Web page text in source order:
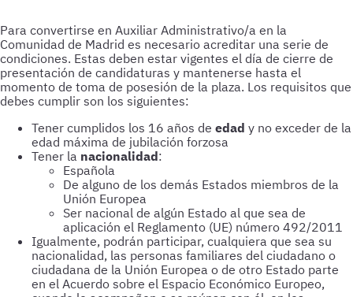
Para convertirse en Auxiliar Administrativo/a en la
Comunidad de Madrid es necesario acreditar una serie de
condiciones. Estas deben estar vigentes el día de cierre de
presentación de candidaturas y mantenerse hasta el
momento de toma de posesión de la plaza. Los requisitos que
debes cumplir son los siguientes:
Tener cumplidos los 16 años de edad y no exceder de la
edad máxima de jubilación forzosa
Tener la nacionalidad:
Española
De alguno de los demás Estados miembros de la
Unión Europea
Ser nacional de algún Estado al que sea de
aplicación el Reglamento (UE) número 492/2011
Igualmente, podrán participar, cualquiera que sea su
nacionalidad, las personas familiares del ciudadano o
ciudadana de la Unión Europea o de otro Estado parte
en el Acuerdo sobre el Espacio Económico Europeo,